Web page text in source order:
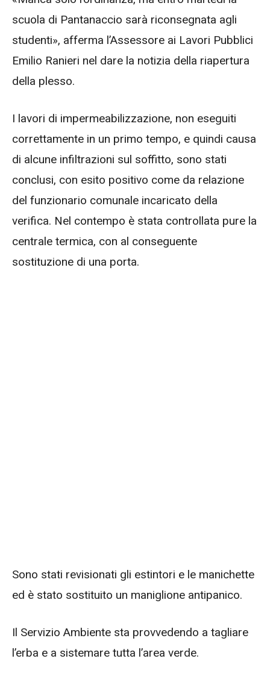
scuola di Pantanaccio sarà riconsegnata agli
studenti», afferma l’Assessore ai Lavori Pubblici
Emilio Ranieri nel dare la notizia della riapertura
della plesso.
I lavori di impermeabilizzazione, non eseguiti
correttamente in un primo tempo, e quindi causa
di alcune infiltrazioni sul soffitto, sono stati
conclusi, con esito positivo come da relazione
del funzionario comunale incaricato della
verifica. Nel contempo è stata controllata pure la
centrale termica, con al conseguente
sostituzione di una porta.
Sono stati revisionati gli estintori e le manichette
ed è stato sostituito un maniglione antipanico.
Il Servizio Ambiente sta provvedendo a tagliare
l’erba e a sistemare tutta l’area verde.